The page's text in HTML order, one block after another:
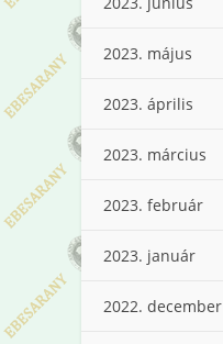
2023. május
2023. április
2023. március
2023. február
2023. január
2022. december